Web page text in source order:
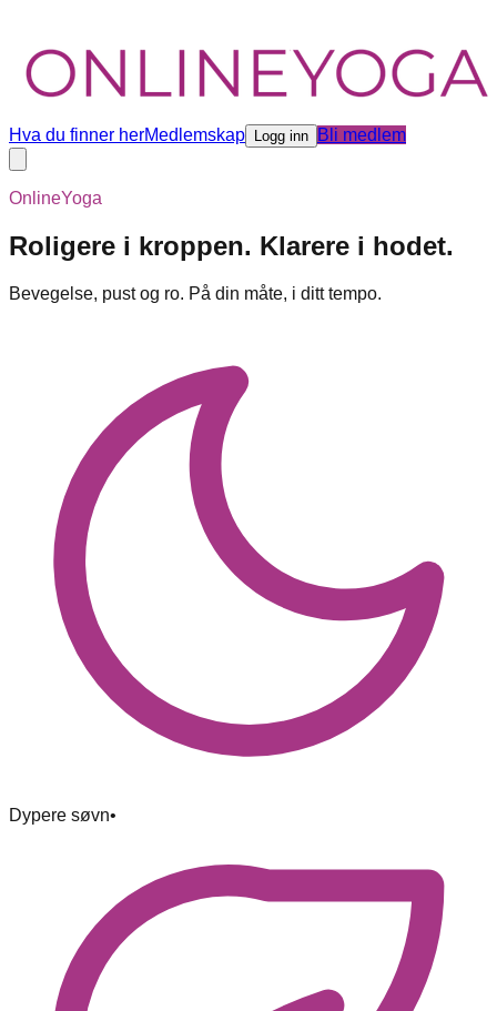
Hva du finner herMedlemskap Logg inn Bli medlem
OnlineYoga
Roligere i kroppen. Klarere i hodet.
Bevegelse, pust og ro. På din måte, i ditt tempo.
Dypere søvn•